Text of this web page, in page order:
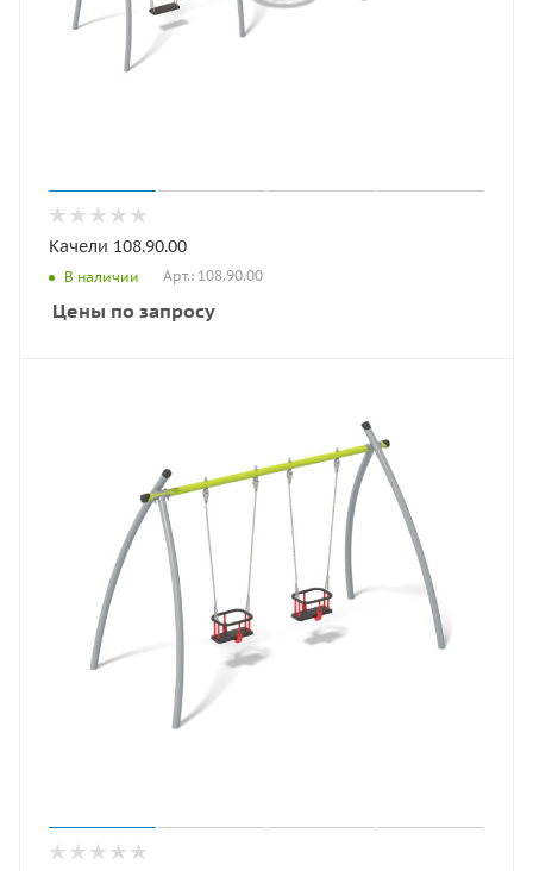
Качели 108.90.00
В наличии Арт.: 108.90.00
Цены по запросу